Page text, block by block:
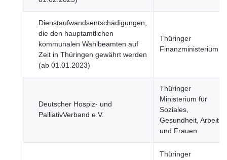
Dienstaufwandsentschädigungen,
die den hauptamtlichen
kommunalen Wahlbeamten auf
Zeit in Thüringen gewährt werden
(ab 01.01.2023)
Thüringer
Finanzministerium
Deutscher Hospiz- und
PalliativVerband e.V.
Thüringer
Ministerium für
Soziales,
Gesundheit, Arbeit
und Frauen
Thüringer